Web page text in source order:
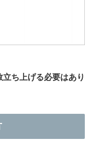
ち上げる必要はあり